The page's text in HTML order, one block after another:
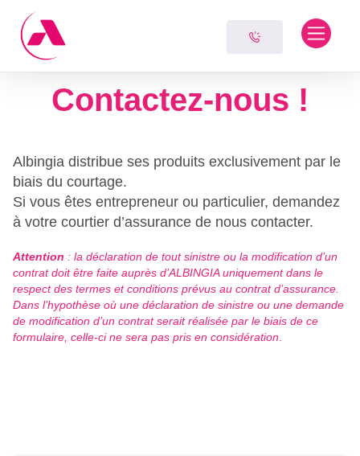
content
Contactez-nous !
Albingia distribue ses produits exclusivement par le
biais du courtage.
Si vous êtes entrepreneur ou particulier, demandez
à votre courtier d’assurance de nous contacter.
Attention : la déclaration de tout sinistre ou la modification d’un
contrat doit être faite auprès d’ALBINGIA uniquement dans le
respect des termes et conditions prévus au contrat d’assurance.
Dans l’hypothèse où une déclaration de sinistre ou une demande
de modification d’un contrat serait réalisée par le biais de ce
formulaire, celle-ci ne sera pas pris en considération
Panneau de gestion des cookies